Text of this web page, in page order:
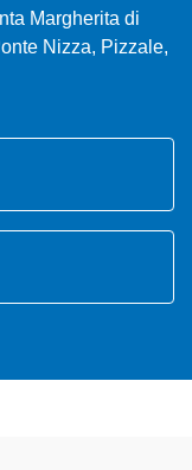
Margherita di
Nizza, Pizzale,